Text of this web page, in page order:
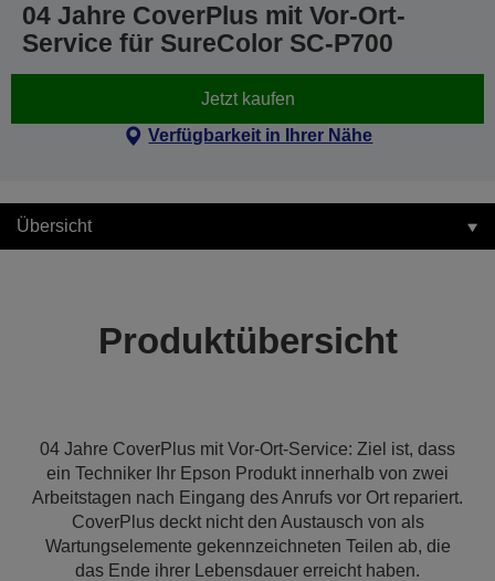
04 Jahre CoverPlus mit Vor-Ort-
Service für SureColor SC-P700
Jetzt kaufen
Verfügbarkeit in Ihrer Nähe
Übersicht
Produktübersicht
04 Jahre CoverPlus mit Vor-Ort-Service: Ziel ist, dass
ein Techniker Ihr Epson Produkt innerhalb von zwei
Arbeitstagen nach Eingang des Anrufs vor Ort repariert.
CoverPlus deckt nicht den Austausch von als
Wartungselemente gekennzeichneten Teilen ab, die
das Ende ihrer Lebensdauer erreicht haben.